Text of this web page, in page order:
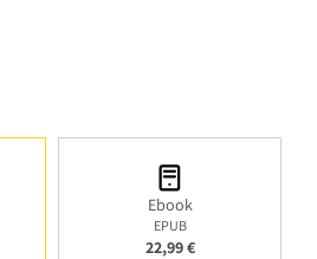
Ebook
EPUB
22,99 €